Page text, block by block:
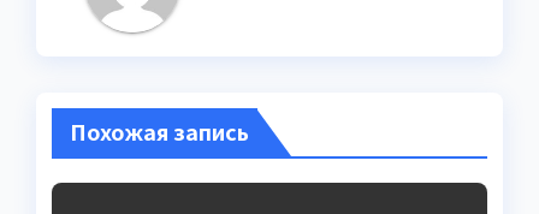
Похожая запись